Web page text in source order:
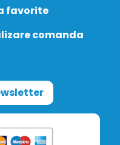
favorite
comanda